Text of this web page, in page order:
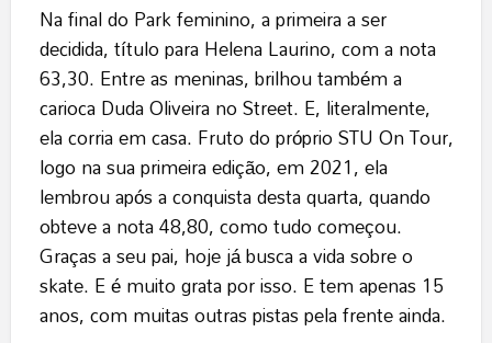
Na final do Park feminino, a primeira a ser
decidida, título para Helena Laurino, com a nota
63,30. Entre as meninas, brilhou também a
carioca Duda Oliveira no Street. E, literalmente,
ela corria em casa. Fruto do próprio STU On Tour,
logo na sua primeira edição, em 2021, ela
lembrou após a conquista desta quarta, quando
obteve a nota 48,80, como tudo começou.
Graças a seu pai, hoje já busca a vida sobre o
skate. E é muito grata por isso. E tem apenas 15
anos, com muitas outras pistas pela frente ainda.